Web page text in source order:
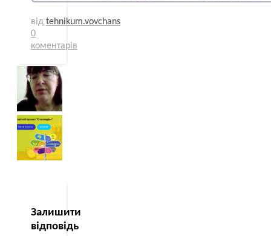
від tehnikum.vovchans
0
коментарів
Залишити
відповідь